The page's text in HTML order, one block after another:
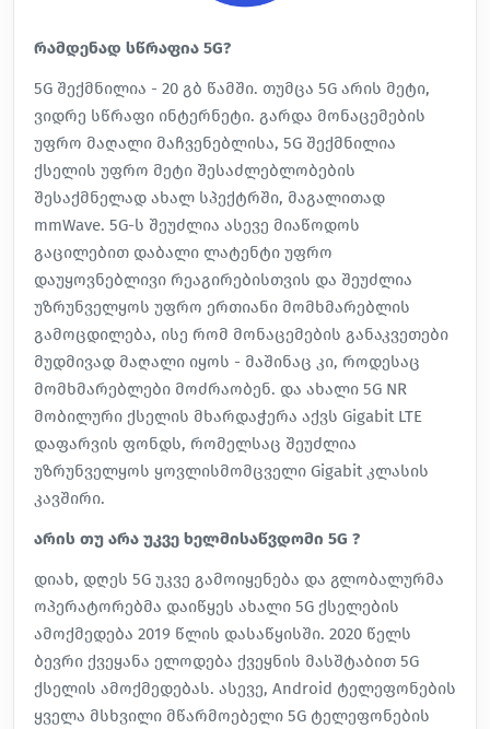
რამდენად სწრაფია 5G?
5G შექმნილია - 20 გბ წამში. თუმცა 5G არის მეტი,
ვიდრე სწრაფი ინტერნეტი. გარდა მონაცემების
უფრო მაღალი მაჩვენებლისა, 5G შექმნილია
ქსელის უფრო მეტი შესაძლებლობების
შესაქმნელად ახალ სპექტრში, მაგალითად
mmWave. 5G-ს შეუძლია ასევე მიაწოდოს
გაცილებით დაბალი ლატენტი უფრო
დაუყოვნებლივი რეაგირებისთვის და შეუძლია
უზრუნველყოს უფრო ერთიანი მომხმარებლის
გამოცდილება, ისე რომ მონაცემების განაკვეთები
მუდმივად მაღალი იყოს - მაშინაც კი, როდესაც
მომხმარებლები მოძრაობენ. და ახალი 5G NR
მობილური ქსელის მხარდაჭერა აქვს Gigabit LTE
დაფარვის ფონდს, რომელსაც შეუძლია
უზრუნველყოს ყოვლისმომცველი Gigabit კლასის
კავშირი.
არის თუ არა უკვე ხელმისაწვდომი 5G ?
დიახ, დღეს 5G უკვე გამოიყენება და გლობალურმა
ოპერატორებმა დაიწყეს ახალი 5G ქსელების
ამოქმედება 2019 წლის დასაწყისში. 2020 წელს
ბევრი ქვეყანა ელოდება ქვეყნის მასშტაბით 5G
ქსელის ამოქმედებას. ასევე, Android ტელეფონების
ყველა მსხვილი მწარმოებელი 5G ტელეფონების